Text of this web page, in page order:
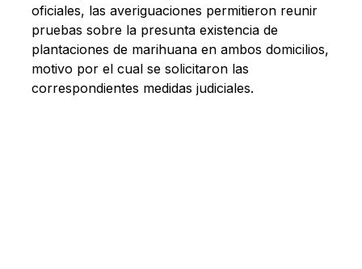
oficiales, las averiguaciones permitieron reunir
pruebas sobre la presunta existencia de
plantaciones de marihuana en ambos domicilios,
motivo por el cual se solicitaron las
correspondientes medidas judiciales.